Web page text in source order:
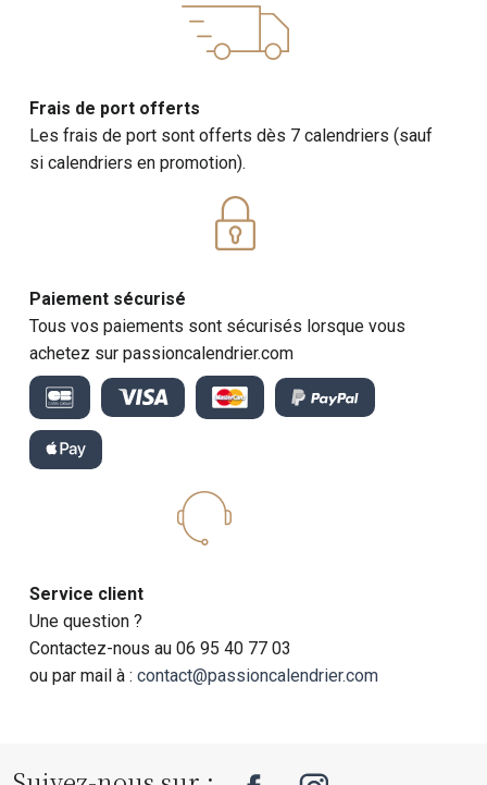
Frais de port offerts
Les frais de port sont offerts dès 7 calendriers (sauf
si calendriers en promotion).
Paiement sécurisé
Tous vos paiements sont sécurisés lorsque vous
achetez sur passioncalendrier.com
Service client
Une question ?
Contactez-nous au 06 95 40 77 03
ou par mail à :contact@passioncalendrier.com